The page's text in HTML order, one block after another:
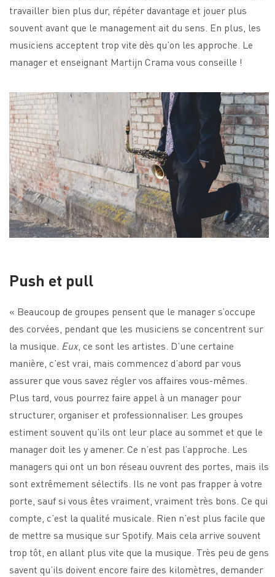
travailler bien plus dur, répéter davantage et jouer plus
souvent avant que le management ait du sens. En plus, les
musiciens acceptent trop vite dès qu’on les approche. Le
manager et enseignant Martijn Crama vous conseille !
Push et pull
« Beaucoup de groupes pensent que le manager s’occupe
des corvées, pendant que les musiciens se concentrent sur
la musique. Eux, ce sont les artistes. D’une certaine
manière, c’est vrai, mais commencez d’abord par vous
assurer que vous savez régler vos affaires vous-mêmes.
Plus tard, vous pourrez faire appel à un manager pour
structurer, organiser et professionnaliser. Les groupes
estiment souvent qu’ils ont leur place au sommet et que le
manager doit les y amener. Ce n’est pas l’approche. Les
managers qui ont un bon réseau ouvrent des portes, mais ils
sont extrêmement sélectifs. Ils ne vont pas frapper à votre
porte, sauf si vous êtes vraiment, vraiment très bons. Ce qui
compte, c’est la qualité musicale. Rien n’est plus facile que
de mettre sa musique sur Spotify. Mais cela arrive souvent
trop tôt, en allant plus vite que la musique. Très peu de gens
savent qu’ils doivent encore faire des kilomètres, demander